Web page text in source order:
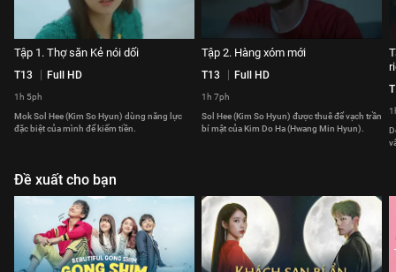
Tập 1. Thợ săn Kẻ nói dối
T13 Full HD
1h 5ph
Mok Sol Hee (Kim So Hyun) dùng năng lực
đặc biệt của mình để kiếm tiền.
Tập 2. Hàng xóm mới
T13 Full HD
1h 7ph
Sol Hee (Kim So Hyun) được thuê để vạch trần
bí mật của Kim Do Ha (Hwang Min Hyun).
Đề xuất cho bạn